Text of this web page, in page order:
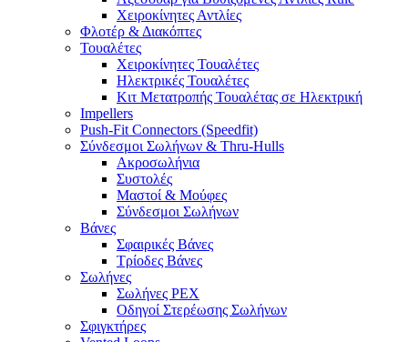
Χειροκίνητες Αντλίες
Φλοτέρ & Διακόπτες
Τουαλέτες
Χειροκίνητες Τουαλέτες
Ηλεκτρικές Τουαλέτες
Κιτ Μετατροπής Τουαλέτας σε Ηλεκτρική
Impellers
Push-Fit Connectors (Speedfit)
Σύνδεσμοι Σωλήνων & Thru-Hulls
Ακροσωλήνια
Συστολές
Μαστοί & Μούφες
Σύνδεσμοι Σωλήνων
Βάνες
Σφαιρικές Βάνες
Τρίοδες Βάνες
Σωλήνες
Σωλήνες PEX
Οδηγοί Στερέωσης Σωλήνων
Σφιγκτήρες